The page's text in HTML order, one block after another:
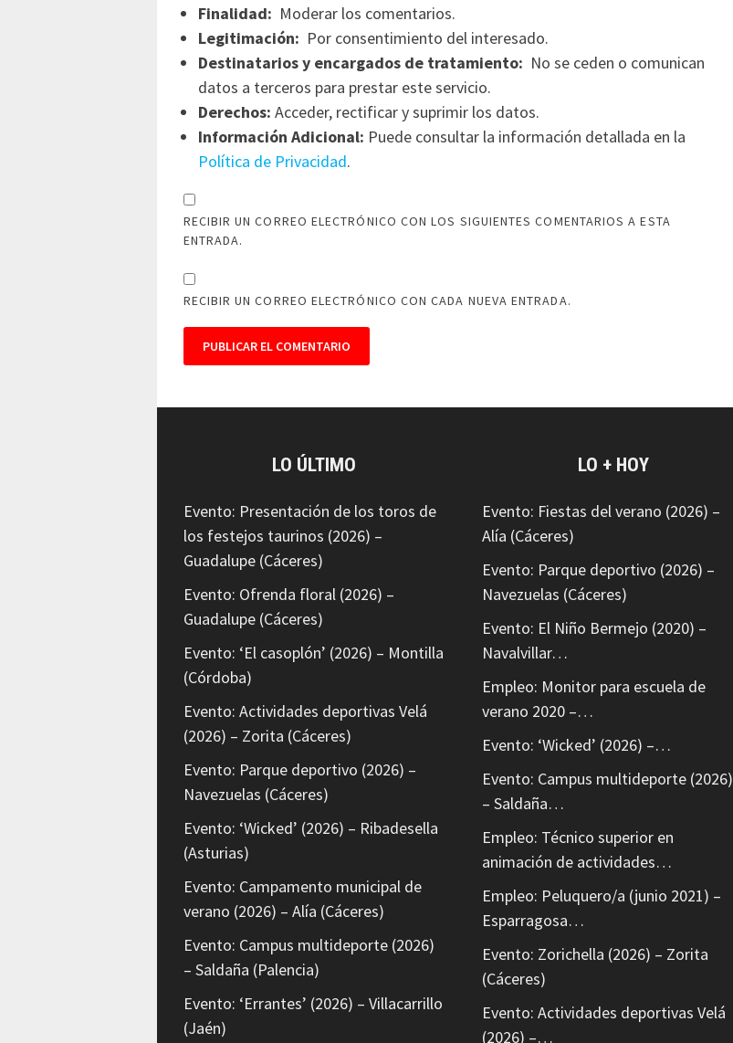
Finalidad: Moderar los comentarios.
Legitimación: Por consentimiento del interesado.
Destinatarios y encargados de tratamiento: No se ceden o comunican
datos a terceros para prestar este servicio.
Derechos: Acceder, rectificar y suprimir los datos.
Información Adicional: Puede consultar la información detallada en la
Política de Privacidad.
RECIBIR UN CORREO ELECTRÓNICO CON LOS SIGUIENTES COMENTARIOS A ESTA
ENTRADA.
RECIBIR UN CORREO ELECTRÓNICO CON CADA NUEVA ENTRADA.
LO ÚLTIMO
Evento: Presentación de los toros de
los festejos taurinos (2026) –
Guadalupe (Cáceres)
Evento: Ofrenda floral (2026) –
Guadalupe (Cáceres)
Evento: ‘El casoplón’ (2026) – Montilla
(Córdoba)
Evento: Actividades deportivas Velá
(2026) – Zorita (Cáceres)
Evento: Parque deportivo (2026) –
Navezuelas (Cáceres)
Evento: ‘Wicked’ (2026) – Ribadesella
(Asturias)
Evento: Campamento municipal de
verano (2026) – Alía (Cáceres)
Evento: Campus multideporte (2026)
– Saldaña (Palencia)
Evento: ‘Errantes’ (2026) – Villacarrillo
(Jaén)
LO + HOY
Evento: Fiestas del verano (2026) –
Alía (Cáceres)
Evento: Parque deportivo (2026) –
Navezuelas (Cáceres)
Evento: El Niño Bermejo (2020) –
Navalvillar…
Empleo: Monitor para escuela de
verano 2020 –…
Evento: ‘Wicked’ (2026) –…
Evento: Campus multideporte (2026)
– Saldaña…
Empleo: Técnico superior en
animación de actividades…
Empleo: Peluquero/a (junio 2021) –
Esparragosa…
Evento: Zorichella (2026) – Zorita
(Cáceres)
Evento: Actividades deportivas Velá
(2026) –…